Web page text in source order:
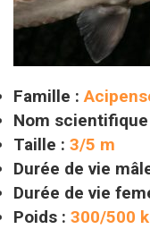
Famille :
Nom
Taille : 3/5 m
Durée de vie
Durée de vie
Poids : 300/500